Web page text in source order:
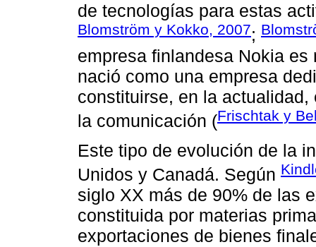
de tecnologías para estas
Blomström y Kokko, 2007;
empresa finlandesa Nokia
nació como una empresa
constituirse, en la
la comunicación (Frischtak y
Este tipo de evolución de la
Unidos y Canadá. Según
siglo XX más de 90% de las
constituida por materias
exportaciones de bienes